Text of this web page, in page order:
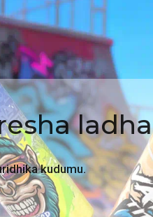
ladha
kudumu.